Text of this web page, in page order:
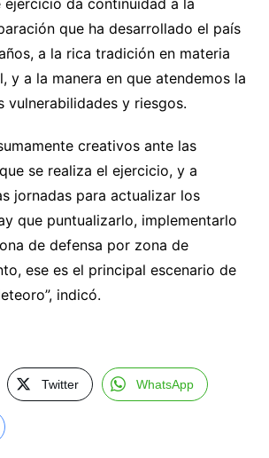
ejercicio da continuidad a la
que ha desarrollado el país
a la rica tradición en materia
y a la manera en que atendemos la
vulnerabilidades y riesgos.
creativos ante las
se realiza el ejercicio, y a
jornadas para actualizar los
que puntualizarlo, implementarlo
de defensa por zona de
ese es el principal escenario de
indicó.
Twitter WhatsApp